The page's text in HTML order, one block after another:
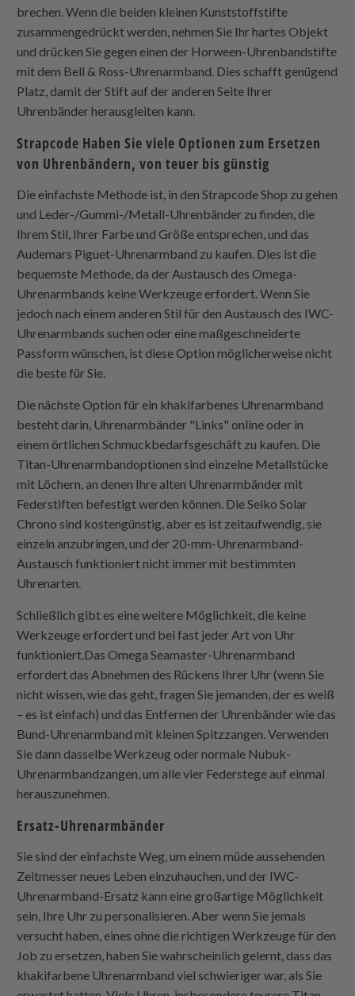
brechen. Wenn die beiden kleinen Kunststoffstifte
zusammengedrückt werden, nehmen Sie Ihr hartes Objekt
und drücken Sie gegen einen der Horween-Uhrenbandstifte
mit dem Bell & Ross-Uhrenarmband. Dies schafft genügend
Platz, damit der Stift auf der anderen Seite Ihrer
Uhrenbänder herausgleiten kann.
Strapcode Haben Sie viele Optionen zum Ersetzen
von Uhrenbändern, von teuer bis günstig
Die einfachste Methode ist, in denStrapcodeShop zu gehen
und Leder-/Gummi-/Metall-Uhrenbänder zu finden, die
Ihrem Stil, Ihrer Farbe und Größe entsprechen, und das
Audemars Piguet-Uhrenarmband zu kaufen. Dies ist die
bequemste Methode, da der Austausch des Omega-
Uhrenarmbands keine Werkzeuge erfordert. Wenn Sie
jedoch nach einem anderen Stil für den Austausch des IWC-
Uhrenarmbands suchen oder eine maßgeschneiderte
Passform wünschen, ist diese Option möglicherweise nicht
die beste für Sie.
Die nächste Option für ein khakifarbenes Uhrenarmband
besteht darin, Uhrenarmbänder "Links" online oder in
einem örtlichen Schmuckbedarfsgeschäft zu kaufen. Die
Titan-Uhrenarmbandoptionen sind einzelne Metallstücke
mit Löchern, an denen Ihre alten Uhrenarmbänder mit
Federstiften befestigt werden können. Die Seiko Solar
Chrono sind kostengünstig, aber es ist zeitaufwendig, sie
einzeln anzubringen, und der 20-mm-Uhrenarmband-
Austausch funktioniert nicht immer mit bestimmten
Uhrenarten.
Schließlich gibt es eine weitere Möglichkeit, die keine
Werkzeuge erfordert und bei fast jeder Art von Uhr
funktioniert.Das Omega Seamaster-Uhrenarmband
erfordert das Abnehmen des Rückens Ihrer Uhr (wenn Sie
nicht wissen, wie das geht, fragen Sie jemanden, der es weiß
– es ist einfach) und das Entfernen der Uhrenbänder wie das
Bund-Uhrenarmband mit kleinen Spitzzangen. Verwenden
Sie dann dasselbe Werkzeug oder normale Nubuk-
Uhrenarmbandzangen, um alle vier Federstege auf einmal
herauszunehmen.
Ersatz-Uhrenarmbänder
Sie sind der einfachste Weg, um einem müde aussehenden
Zeitmesser neues Leben einzuhauchen, und der IWC-
Uhrenarmband-Ersatz kann eine großartige Möglichkeit
sein, Ihre Uhr zu personalisieren. Aber wenn Sie jemals
versucht haben, eines ohne die richtigen Werkzeuge für den
Job zu ersetzen, haben Sie wahrscheinlich gelernt, dass das
khakifarbene Uhrenarmband viel schwieriger war, als Sie